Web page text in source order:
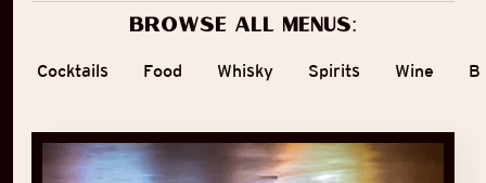
Browse all menus:
Cocktails Food Whisky Spirits Wine